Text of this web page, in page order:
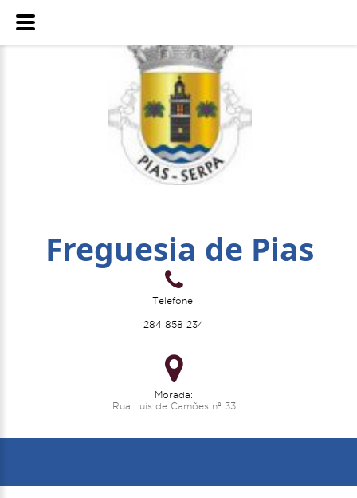
Freguesia de Pias
Telefone:
284 858 234
Morada:
Rua Luís de Camões nº 33